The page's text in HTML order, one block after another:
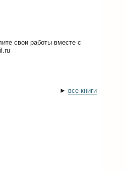
свои работы вместе с
► все книги